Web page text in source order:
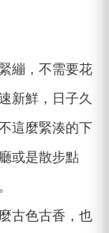
繃，不需要花
新鮮，日子久
這麼緊湊的下
或是散步點
古色古香，也